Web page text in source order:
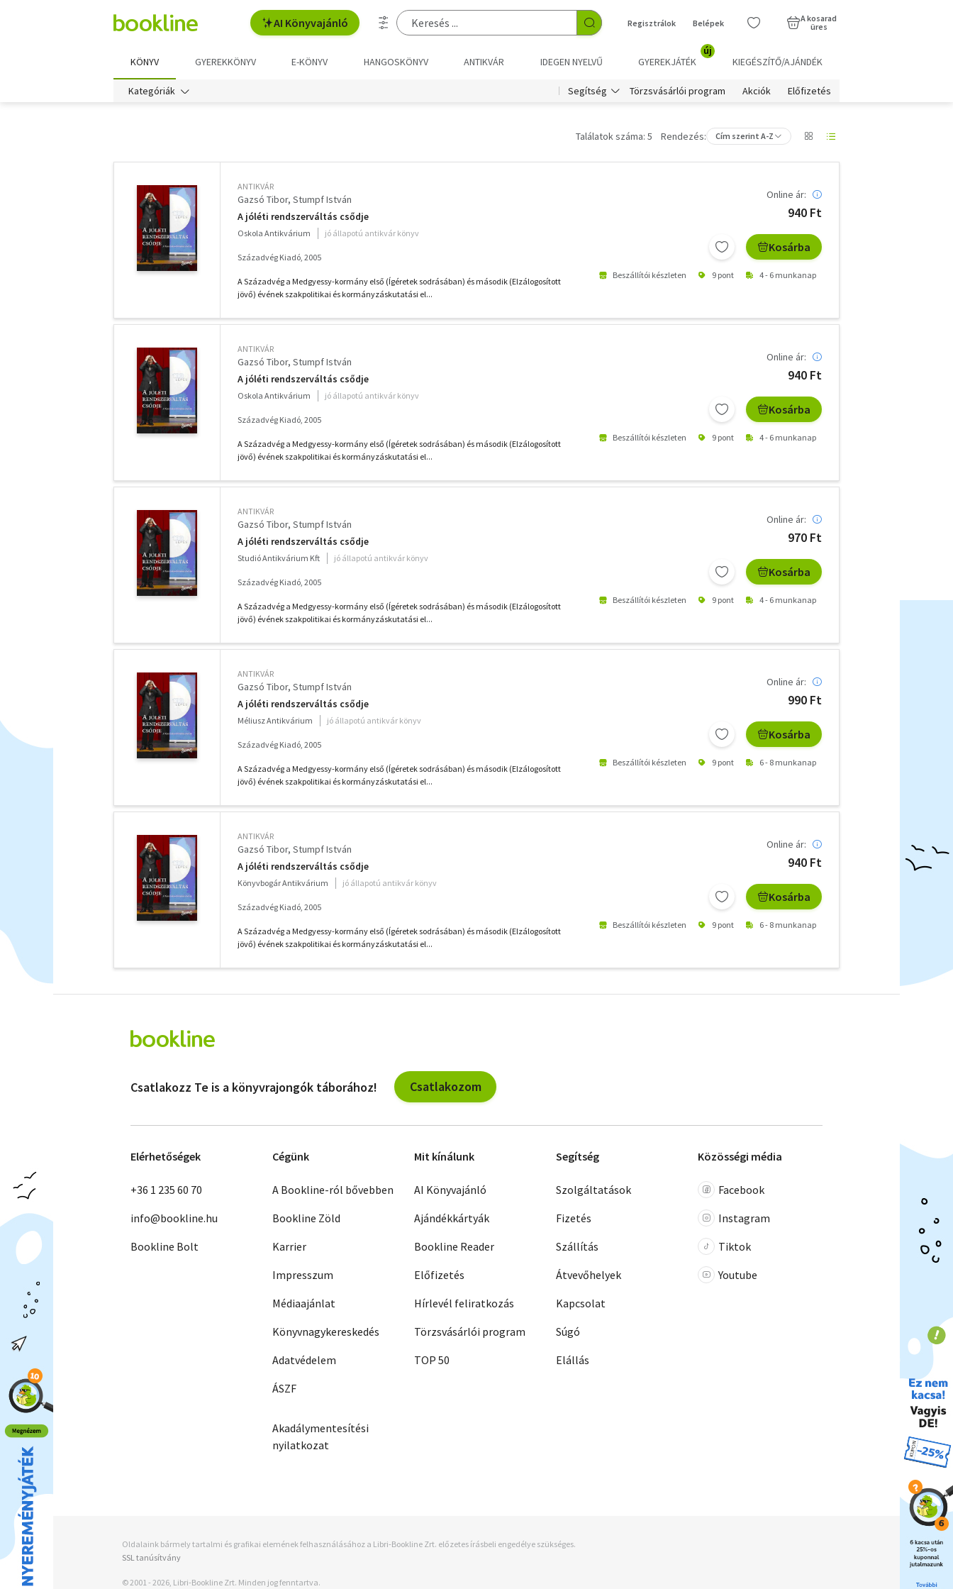
AI Könyvajánló Regisztrálok Belépek
A kosarad
üres
KÖNYV GYEREKKÖNYV E-KÖNYV HANGOSKÖNYV ANTIKVÁR IDEGEN NYELVŰ GYEREKJÁTÉK
új
KIEGÉSZÍTŐ/AJÁNDÉK
Kategóriák Segítség Törzsvásárlói program Akciók Előfizetés
Találatok száma: 5 Rendezés: Cím szerint A-Z
ANTIKVÁR
Gazsó Tibor Stumpf István
A jóléti rendszerváltás csődje
Oskola Antikvárium jó állapotú antikvár könyv
Századvég Kiadó, 2005
A Századvég a Medgyessy-kormány első (Ígéretek sodrásában) és második (Elzálogosított
jövő) évének szakpolitikai és kormányzáskutatási el...
Online ár:
940 Ft
Kosárba
Beszállítói készleten 9 pont 4 - 6 munkanap
ANTIKVÁR
Gazsó Tibor Stumpf István
A jóléti rendszerváltás csődje
Oskola Antikvárium jó állapotú antikvár könyv
Századvég Kiadó, 2005
A Századvég a Medgyessy-kormány első (Ígéretek sodrásában) és második (Elzálogosított
jövő) évének szakpolitikai és kormányzáskutatási el...
Online ár:
940 Ft
Kosárba
Beszállítói készleten 9 pont 4 - 6 munkanap
ANTIKVÁR
Gazsó Tibor Stumpf István
A jóléti rendszerváltás csődje
Studió Antikvárium Kft jó állapotú antikvár könyv
Századvég Kiadó, 2005
A Századvég a Medgyessy-kormány első (Ígéretek sodrásában) és második (Elzálogosított
jövő) évének szakpolitikai és kormányzáskutatási el...
Online ár:
970 Ft
Kosárba
Beszállítói készleten 9 pont 4 - 6 munkanap
ANTIKVÁR
Gazsó Tibor Stumpf István
A jóléti rendszerváltás csődje
Méliusz Antikvárium jó állapotú antikvár könyv
Századvég Kiadó, 2005
A Századvég a Medgyessy-kormány első (Ígéretek sodrásában) és második (Elzálogosított
jövő) évének szakpolitikai és kormányzáskutatási el...
Online ár:
990 Ft
Kosárba
Beszállítói készleten 9 pont 6 - 8 munkanap
ANTIKVÁR
Gazsó Tibor Stumpf István
A jóléti rendszerváltás csődje
Könyvbogár Antikvárium jó állapotú antikvár könyv
Századvég Kiadó, 2005
A Századvég a Medgyessy-kormány első (Ígéretek sodrásában) és második (Elzálogosított
jövő) évének szakpolitikai és kormányzáskutatási el...
Online ár:
940 Ft
Kosárba
Beszállítói készleten 9 pont 6 - 8 munkanap
szűrők
Csatlakozz Te is a könyvrajongók táborához! Csatlakozom
Elérhetőségek
+36 1 235 60 70
info@bookline.hu
Bookline Bolt
Cégünk
A Bookline-ról bővebben
Bookline Zöld
Karrier
Impresszum
Médiaajánlat
Könyvnagykereskedés
Adatvédelem
ÁSZF
Akadálymentesítési
nyilatkozat
Mit kínálunk
AI Könyvajánló
Ajándékkártyák
Bookline Reader
Előfizetés
Hírlevél feliratkozás
Törzsvásárlói program
TOP 50
Segítség
Szolgáltatások
Fizetés
Szállítás
Átvevőhelyek
Kapcsolat
Súgó
Elállás
Közösségi média
Facebook
Instagram
Tiktok
Youtube
Oldalaink bármely tartalmi és grafikai elemének felhasználásához a Libri-Bookline Zrt. előzetes írásbeli engedélye szükséges.
SSL tanúsítvány
© 2001 - 2026, Libri-Bookline Zrt. Minden jog fenntartva.